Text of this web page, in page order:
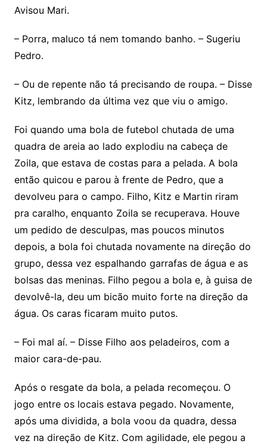
Avisou Mari.
– Porra, maluco tá nem tomando banho. – Sugeriu
Pedro.
– Ou de repente não tá precisando de roupa. – Disse
Kitz, lembrando da última vez que viu o amigo.
Foi quando uma bola de futebol chutada de uma
quadra de areia ao lado explodiu na cabeça de
Zoila, que estava de costas para a pelada. A bola
então quicou e parou à frente de Pedro, que a
devolveu para o campo. Filho, Kitz e Martin riram
pra caralho, enquanto Zoila se recuperava. Houve
um pedido de desculpas, mas poucos minutos
depois, a bola foi chutada novamente na direção do
grupo, dessa vez espalhando garrafas de água e as
bolsas das meninas. Filho pegou a bola e, à guisa de
devolvê-la, deu um bicão muito forte na direção da
água. Os caras ficaram muito putos.
– Foi mal aí. – Disse Filho aos peladeiros, com a
maior cara-de-pau.
Após o resgate da bola, a pelada recomeçou. O
jogo entre os locais estava pegado. Novamente,
após uma dividida, a bola voou da quadra, dessa
vez na direção de Kitz. Com agilidade, ele pegou a